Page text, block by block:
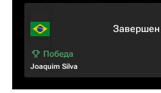
Joaquim Silva
Завершен